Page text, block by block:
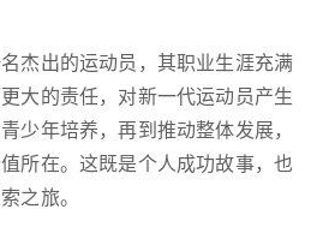
杰出的运动员，其职业生涯充满
大的责任，对新一代运动员产生
少年培养，再到推动整体发展，
所在。这既是个人成功故事，也
之旅。